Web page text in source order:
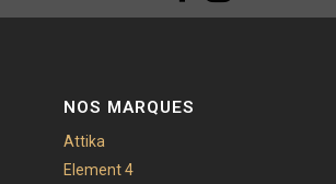
NOS MARQUES
Attika
Element 4